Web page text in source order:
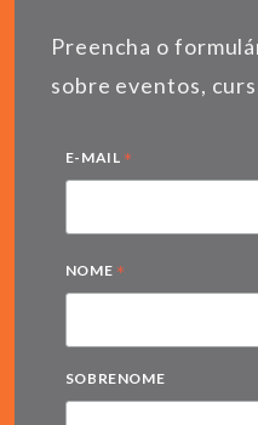
Preencha o
sobre eventos,
E-MAIL *
NOME *
SOBRENOME